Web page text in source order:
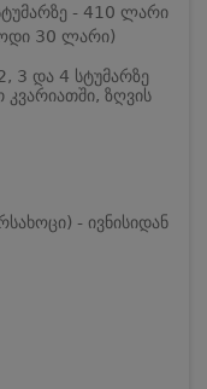
- 410 ლარი
30 ლარი)
3 და 4 სტუმარზე
ზღვის
- ივნისიდან